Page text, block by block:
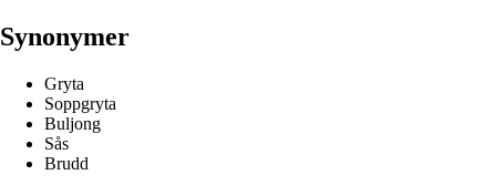
Synonymer
Gryta
Soppgryta
Buljong
Sås
Brudd